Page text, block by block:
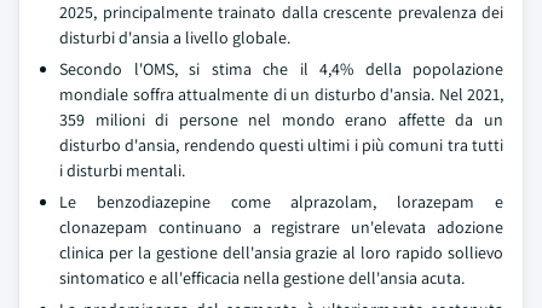
2025, principalmente trainato dalla crescente prevalenza dei
disturbi d'ansia a livello globale.
Secondo l'OMS, si stima che il 4,4% della popolazione
mondiale soffra attualmente di un disturbo d'ansia. Nel 2021,
359 milioni di persone nel mondo erano affette da un
disturbo d'ansia, rendendo questi ultimi i più comuni tra tutti
i disturbi mentali.
Le benzodiazepine come alprazolam, lorazepam e
clonazepam continuano a registrare un'elevata adozione
clinica per la gestione dell'ansia grazie al loro rapido sollievo
sintomatico e all'efficacia nella gestione dell'ansia acuta.